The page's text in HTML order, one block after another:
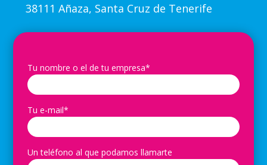
38111 Añaza, Santa Cruz de Tenerife
Tu nombre o el de tu empresa*
Tu e-mail*
Un teléfono al que podamos llamarte